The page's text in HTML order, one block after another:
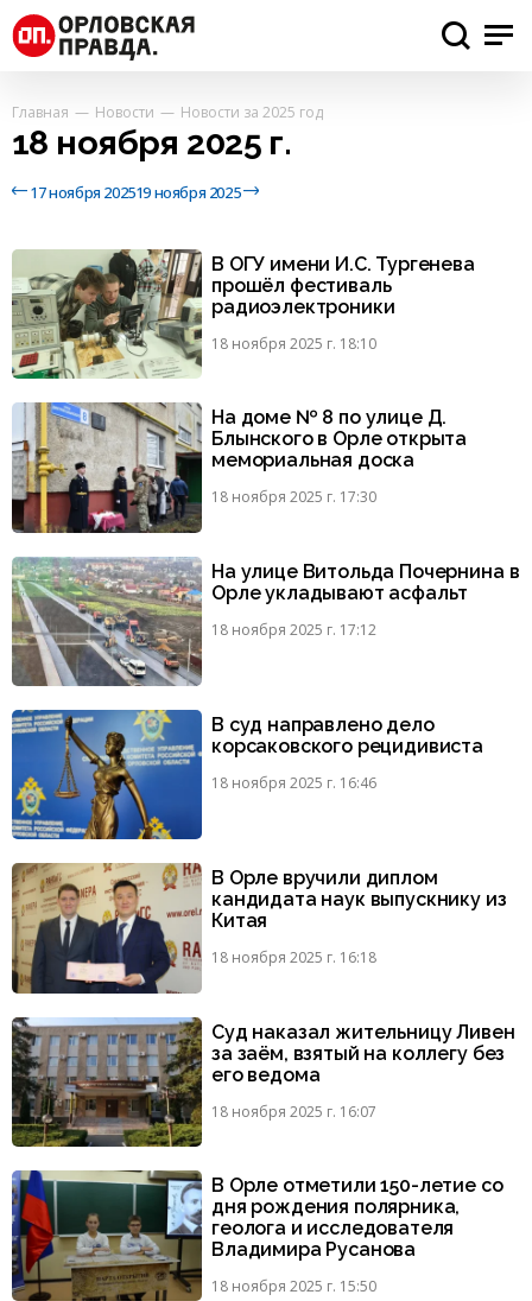
Главная Новости Новости за 2025 год
18 ноября 2025 г.
17 ноября 202519 ноября 2025
В ОГУ имени И.С. Тургенева
прошёл фестиваль
радиоэлектроники
18 ноября 2025 г. 18:10
На доме № 8 по улице Д.
Блынского в Орле открыта
мемориальная доска
18 ноября 2025 г. 17:30
На улице Витольда Почернина в
Орле укладывают асфальт
18 ноября 2025 г. 17:12
В суд направлено дело
корсаковского рецидивиста
18 ноября 2025 г. 16:46
В Орле вручили диплом
кандидата наук выпускнику из
Китая
18 ноября 2025 г. 16:18
Суд наказал жительницу Ливен
за заём, взятый на коллегу без
его ведома
18 ноября 2025 г. 16:07
В Орле отметили 150-летие со
дня рождения полярника,
геолога и исследователя
Владимира Русанова
18 ноября 2025 г. 15:50